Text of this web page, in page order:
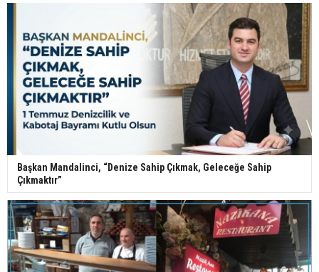
Başkan Mandalinci, “Denize Sahip Çıkmak, Geleceğe Sahip
Çıkmaktır”